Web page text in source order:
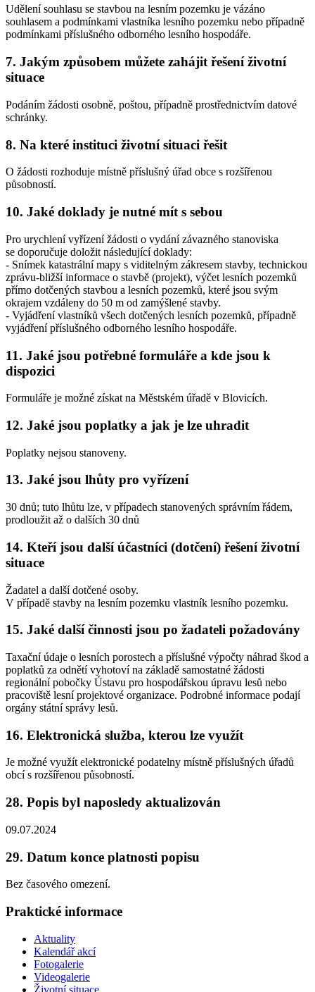
Udělení souhlasu se stavbou na lesním pozemku je vázáno
souhlasem a podmínkami vlastníka lesního pozemku nebo případně
podmínkami příslušného odborného lesního hospodáře.
7. Jakým způsobem můžete zahájit řešení životní
situace
Podáním žádosti osobně, poštou, případně prostřednictvím datové
schránky.
8. Na které instituci životní situaci řešit
O žádosti rozhoduje místně příslušný úřad obce s rozšířenou
působností.
10. Jaké doklady je nutné mít s sebou
Pro urychlení vyřízení žádosti o vydání závazného stanoviska
se doporučuje doložit následující doklady:
- Snímek katastrální mapy s viditelným zákresem stavby, technickou
zprávu-bližší informace o stavbě (projekt), výčet lesních pozemků
přímo dotčených stavbou a lesních pozemků, které jsou svým
okrajem vzdáleny do 50 m od zamýšlené stavby.
- Vyjádření vlastníků všech dotčených lesních pozemků, případně
vyjádření příslušného odborného lesního hospodáře.
11. Jaké jsou potřebné formuláře a kde jsou k
dispozici
Formuláře je možné získat na Městském úřadě v Blovicích.
12. Jaké jsou poplatky a jak je lze uhradit
Poplatky nejsou stanoveny.
13. Jaké jsou lhůty pro vyřízení
30 dnů; tuto lhůtu lze, v případech stanovených správním řádem,
prodloužit až o dalších 30 dnů
14. Kteří jsou další účastníci (dotčení) řešení životní
situace
Žadatel a další dotčené osoby.
V případě stavby na lesním pozemku vlastník lesního pozemku.
15. Jaké další činnosti jsou po žadateli požadovány
Taxační údaje o lesních porostech a příslušné výpočty náhrad škod a
poplatků za odnětí vyhotoví na základě samostatné žádosti
regionální pobočky Ústavu pro hospodářskou úpravu lesů nebo
pracoviště lesní projektové organizace. Podrobné informace podají
orgány státní správy lesů.
16. Elektronická služba, kterou lze využít
Je možné využít elektronické podatelny místně příslušných úřadů
obcí s rozšířenou působností.
28. Popis byl naposledy aktualizován
09.07.2024
29. Datum konce platnosti popisu
Bez časového omezení.
Praktické informace
Aktuality
Kalendář akcí
Fotogalerie
Videogalerie
Životní situace